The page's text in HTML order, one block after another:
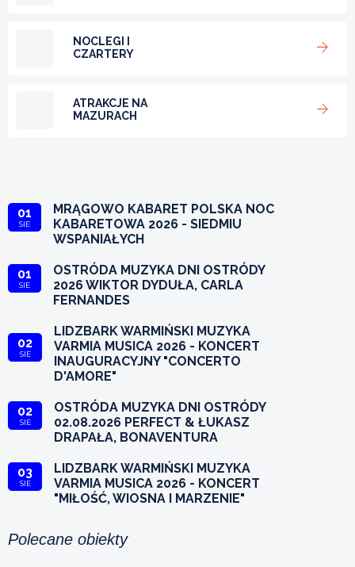
NOCLEGI I
CZARTERY
ATRAKCJE NA
MAZURACH
01
SIE
MRĄGOWO KABARET POLSKA NOC
KABARETOWA 2026 - SIEDMIU
WSPANIAŁYCH
01
SIE
OSTRÓDA MUZYKA DNI OSTRÓDY
2026 WIKTOR DYDUŁA, CARLA
FERNANDES
02
SIE
LIDZBARK WARMIŃSKI MUZYKA
VARMIA MUSICA 2026 - KONCERT
INAUGURACYJNY "CONCERTO
D'AMORE"
02
SIE
OSTRÓDA MUZYKA DNI OSTRÓDY
02.08.2026 PERFECT & ŁUKASZ
DRAPAŁA, BONAVENTURA
03
SIE
LIDZBARK WARMIŃSKI MUZYKA
VARMIA MUSICA 2026 - KONCERT
"MIŁOŚĆ, WIOSNA I MARZENIE"
Polecane obiekty